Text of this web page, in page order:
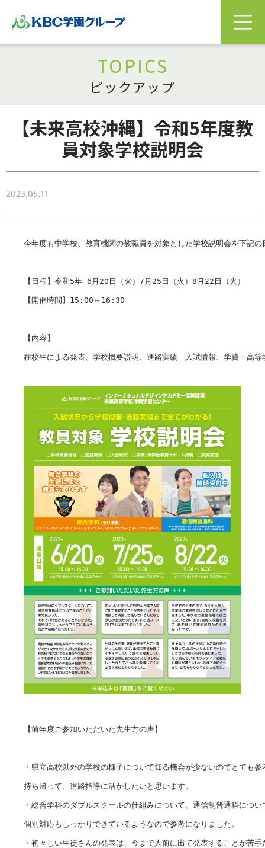
TOPICS
ピックアップ
【未来高校沖縄】令和5年度教
員対象学校説明会
2023.05.11
今年度も中学校、教育機関の教職員を対象とした学校説明会を下記の
【日程】令和5年 6月20日（火）7月25日（火）8月22日（火）
【開催時間】15:00～16:30
【内容】
在校生による発表、学校概要説明、進路実績　入試情報、学費・高
【前年度ご参加いただいた先生方の声】
・県立高校以外の学校の様子について知る機会が少ないのでとても
持ち帰って、進路指導に活かしたいと思います。
・総合学科のダブルスクールの仕組みについて、通信制普通科につ
個別対応もしっかりできているようなので参考になりました。
・初々しい生徒さんの発表は、今まで人前に出て発表することが苦手